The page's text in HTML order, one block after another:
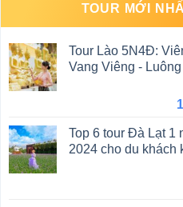
TOUR MỚI
Tour Lào 5N4Đ:
Vang Viêng -
13.390.000 VND.
11.990.000 VND.
Top 6 tour Đà Lạt 1
2024 cho du khách